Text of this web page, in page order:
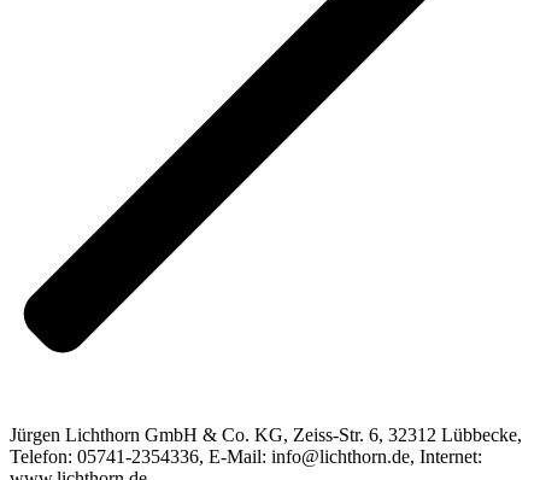
Jürgen Lichthorn GmbH & Co. KG, Zeiss-Str. 6, 32312 Lübbecke,
Telefon: 05741-2354336, E-Mail: info@lichthorn.de, Internet: